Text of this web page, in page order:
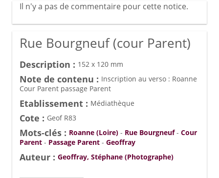
Il n'y a pas de commentaire pour cette notice.
Rue Bourgneuf (cour Parent)
Description : 152 x 120 mm
Note de contenu : Inscription au verso : Roanne
Cour Parent passage Parent
Etablissement : Médiathèque
Cote : Geof R83
Mots-clés : Roanne (Loire) - Rue Bourgneuf- Cour
Parent - Passage Parent - Geoffray
Auteur : Geoffray, Stéphane (Photographe)